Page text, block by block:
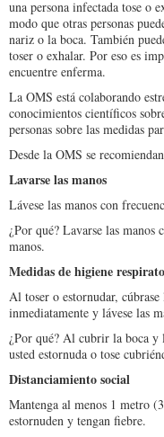
una persona infectada tose o
modo que otras personas
nariz o la boca. También
toser o exhalar. Por eso es
encuentre enferma.
La OMS está colaborando
conocimientos científicos
personas sobre las medidas
Desde la OMS se
Lavarse las manos
Lávese las manos con
¿Por qué? Lavarse las manos
manos.
Medidas de higiene
Al toser o estornudar,
inmediatamente y lávese las
¿Por qué? Al cubrir la boca y
usted estornuda o tose
Distanciamiento social
Mantenga al menos 1 metro
estornuden y tengan fiebre.